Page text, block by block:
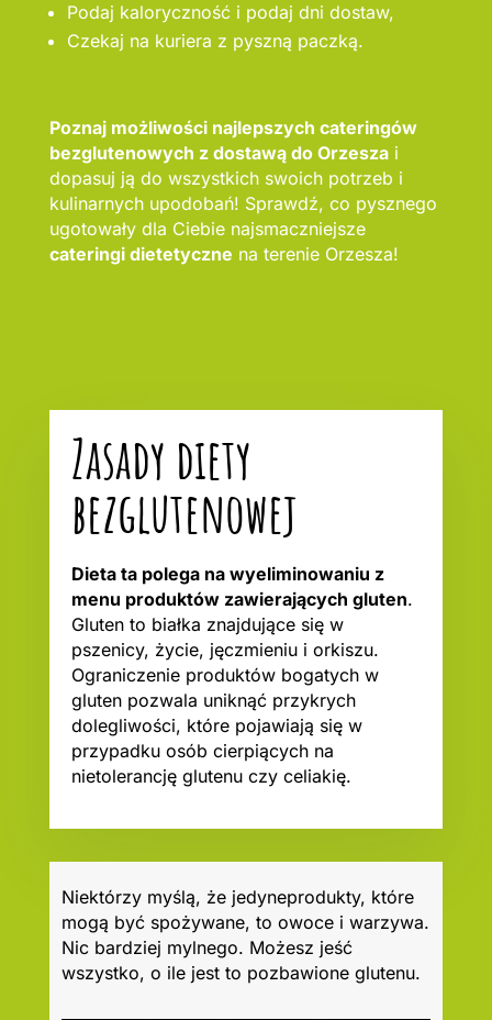
Podaj kaloryczność i podaj dni dostaw,
Czekaj na kuriera z pyszną paczką.
Poznaj możliwości najlepszych cateringów
bezglutenowych z dostawą do Orzeszai
dopasuj ją do wszystkich swoich potrzeb i
kulinarnych upodobań! Sprawdź, co pysznego
ugotowały dla Ciebie najsmaczniejsze
cateringi dietetyczne na terenie Orzesza!
Zasady diety
bezglutenowej
Dieta ta polega na wyeliminowaniu z
menu produktów zawierających gluten.
Gluten to białka znajdujące się w
pszenicy, życie, jęczmieniu i orkiszu.
Ograniczenie produktów bogatych w
gluten pozwala uniknąć przykrych
dolegliwości, które pojawiają się w
przypadku osób cierpiących na
nietolerancję glutenu czy celiakię.
Niektórzy myślą, że jedyneprodukty, które
mogą być spożywane, to owoce i warzywa.
Nic bardziej mylnego. Możesz jeść
wszystko, o ile jest to pozbawione glutenu.